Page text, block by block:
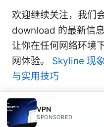
欢迎继续关注，我们
download 的最新信
让你在任何网络环境
网体验。 Skyline 现
与实用技巧
Sources:
Faceit 教学：从入门
VPN
SPONSORED